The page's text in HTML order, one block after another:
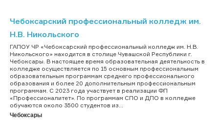
Чебоксарский профессиональный колледж им.
Н.В. Никольского
ГАПОУ ЧР «Чебоксарский профессиональный колледж им. Н.В.
Никольского» находится в столице Чувашской Республики г.
Чебоксары. В настоящее время образовательная деятельность в
колледже осуществляется по 15 основным профессиональным
образовательным программам среднего профессионального
образования и более 20 дополнительным профессиональным
программам. С 2023 года участвует в реализации ФП
«Профессионалитет». По программам СПО и ДПО в колледже
обучаются около 3500 студентов из...
Чебоксары